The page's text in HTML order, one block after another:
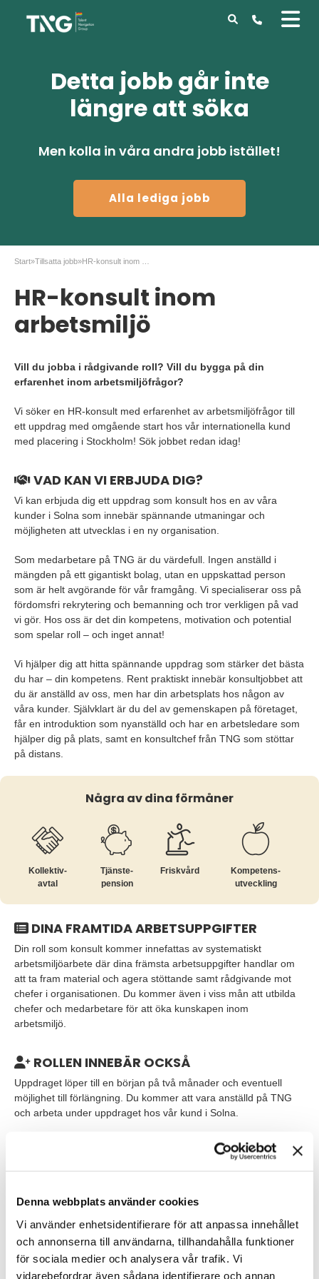
Denna webbplats använder cookies
Vi använder enhetsidentifierare för att anpassa innehållet
och annonserna till användarna, tillhandahålla funktioner
för sociala medier och analysera vår trafik. Vi
vidarebefordrar även sådana identifierare och annan
Detta jobb går inte
längre att söka
Men kolla in våra andra jobb istället!
Alla lediga jobb
Start»Tillsatta jobb»
HR-konsult inom
arbetsmiljö
Vill du jobba i rådgivande roll? Vill du bygga på din
erfarenhet inom arbetsmiljöfrågor?
Vi söker en HR-konsult med erfarenhet av arbetsmiljöfrågor till
ett uppdrag med omgående start hos vår internationella kund
med placering i Stockholm! Sök jobbet redan idag!
VAD KAN VI ERBJUDA DIG?
Vi kan erbjuda dig ett uppdrag som konsult hos en av våra
kunder i Solna som innebär spännande utmaningar och
möjligheten att utvecklas i en ny organisation.
Som medarbetare på TNG är du värdefull. Ingen anställd i
mängden på ett gigantiskt bolag, utan en uppskattad person
som är helt avgörande för vår framgång. Vi specialiserar oss på
fördomsfri rekrytering och bemanning och tror verkligen på vad
vi gör. Hos oss är det din kompetens, motivation och potential
som spelar roll – och inget annat!
Vi hjälper dig att hitta spännande uppdrag som stärker det bästa
du har – din kompetens. Rent praktiskt innebär konsultjobbet att
du är anställd av oss, men har din arbetsplats hos någon av
våra kunder. Självklart är du del av gemenskapen på företaget,
får en introduktion som nyanställd och har en arbetsledare som
hjälper dig på plats, samt en konsultchef från TNG som stöttar
på distans.
Några av dina förmåner
Kollektiv­
avtal
Tjänste­
pension
Friskvård
Kompetens­
utveckling
DINA FRAMTIDA ARBETSUPPGIFTER
Din roll som konsult kommer innefattas av systematiskt
arbetsmiljöarbete där dina främsta arbetsuppgifter handlar om
att ta fram material och agera stöttande samt rådgivande mot
chefer i organisationen. Du kommer även i viss mån att utbilda
chefer och medarbetare för att öka kunskapen inom
arbetsmiljö.
ROLLEN INNEBÄR OCKSÅ
Uppdraget löper till en början på två månader och eventuell
möjlighet till förlängning. Du kommer att vara anställd på TNG
och arbeta under uppdraget hos vår kund i Solna.
har mycket goda kunskaper inom systematiskt arbetsmiljöarbete
och förstår arbetsgivarrollen i arbetsmiljöarbetet. Vi ser också att
du är flytande i svenska, både i tal och skrift. Som person är du
flexibel, proaktiv och drivs av samarbete.